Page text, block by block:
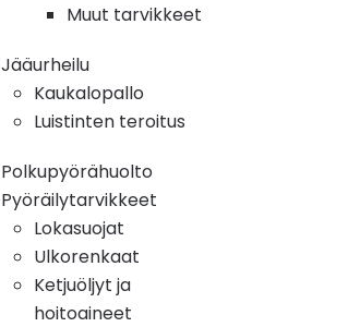
Muut tarvikkeet
Jääurheilu
Kaukalopallo
Luistinten teroitus
Polkupyörähuolto
Pyöräilytarvikkeet
Lokasuojat
Ulkorenkaat
Ketjuöljyt ja
hoitoaineet